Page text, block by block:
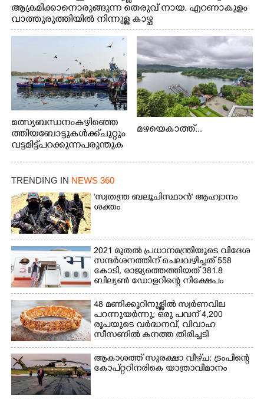
ആക്രമിക്കാനൊരുങ്ങുന്ന തെരുവ് നായ. എറണാകുളം
വാത്തുരുത്തിയിൽ നിന്നുള്ള കാഴ്ച
മത്സ്യബന്ധനം കഴിഞ്ഞെ
ത്തിയ ബോട്ടുകൾക്ക് ചുറ്റും
വട്ടമിട്ട് പറക്കുന്ന പരുന്തുക
മഴയെകാത്ത്...
TRENDING IN NEWS 360
'സ്വതന്ത്ര ബലൂചിസ്ഥാൻ' ആഹ്വാനം
ശക്തം
2021 മുതൽ പ്രധാനമന്ത്രിയുടെ വിദേശ
സന്ദർശനത്തിന് ചെലവഴിച്ചത് 558
കോടി, രാജ്യത്തെത്തിയത് 381.8
ബില്യൺ ഡോളറിന്റെ നിക്ഷേപം
48 മണിക്കൂറിനുള്ളിൽ സ്വർണവില
പറന്നുയർന്നു; ഒരു പവന് 4,200
രൂപയുടെ വർദ്ധനവ്, വിവാഹ
സീസണിൽ കനത്ത തിരിച്ചടി
ആകാശത്ത് സുരക്ഷാ വീഴ്‌ച: ട്രംപിന്റെ
കോ‌പ്‌റ്ററിനരികെ യാത്രാവിമാനം